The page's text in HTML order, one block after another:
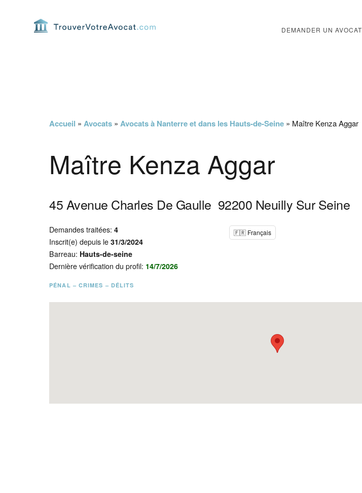
DEMANDER UN AVOCAT
Accueil » Avocats » Avocats à Nanterre et dans les Hauts-de-Seine » Maître Kenza Aggar
Maître Kenza Aggar
45 Avenue Charles De Gaulle 92200 Neuilly Sur Seine
Demandes traitées:4
Inscrit(e) depuis le31/3/2024
Barreau: Hauts-de-seine
Dernière vérification du profil: 14/7/2026
🇫🇷 Français
PÉNAL – CRIMES – DÉLITS